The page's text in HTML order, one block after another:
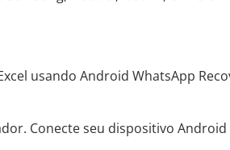
usando Android WhatsApp
Conecte seu dispositivo Android